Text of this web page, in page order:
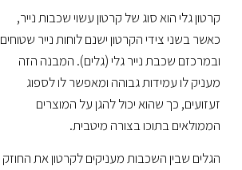
קרטון גלי הוא סוג של קרטון עשוי שכבות נייר,
כאשר בשני צידי הקרטון ישנם לוחות נייר שטוחים
ובמרכזם שכבת נייר גלי (גלים). המבנה הזה
מעניק לו עמידות גבוהה ומאפשר לו לספוג
זעזועים, כך שהוא יכול להגן על המוצרים
הממולאים בתוכו בצורה מיטבית.
הגלים שבין השכבות מעניקים לקרטון את החוזק